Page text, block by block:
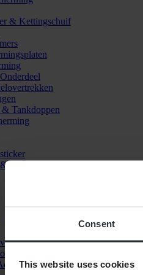
Consent
This website uses cookies
& Kettingschuif
Tankdoppen
Stickers
& Lagers